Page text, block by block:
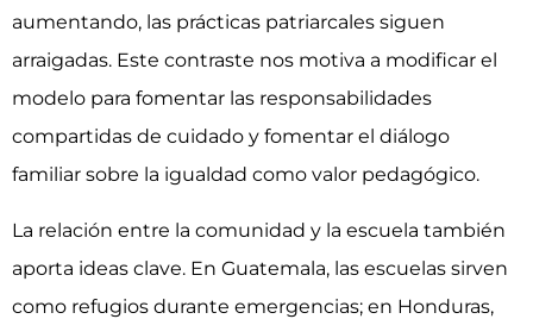
aumentando, las prácticas patriarcales siguen
arraigadas. Este contraste nos motiva a modificar el
modelo para fomentar las responsabilidades
compartidas de cuidado y fomentar el diálogo
familiar sobre la igualdad como valor pedagógico.
La relación entre la comunidad y la escuela también
aporta ideas clave. En Guatemala, las escuelas sirven
como refugios durante emergencias; en Honduras,